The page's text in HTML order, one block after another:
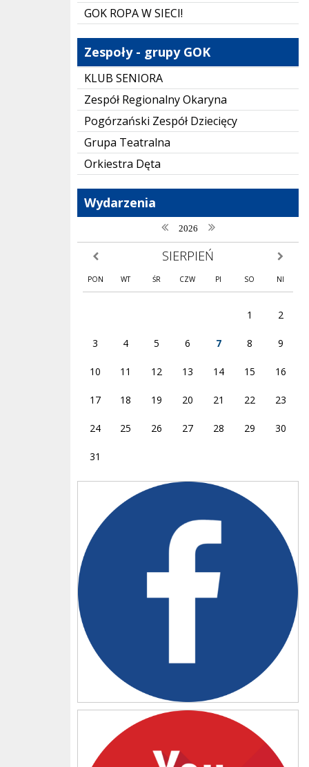
GOK ROPA W SIECI!
Zespoły - grupy GOK
KLUB SENIORA
Zespół Regionalny Okaryna
Pogórzański Zespół Dziecięcy
Grupa Teatralna
Orkiestra Dęta
Wydarzenia
poprzedni rok
2026 następny rok
poprzedni miesiąc SIERPIEŃ
PON WT ŚR CZW PI SO NI
1 2
3 4 5 6 7 8 9
10 11 12 13 14 15 16
17 18 19 20 21 22 23
24 25 26 27 28 29 30
31
Facebook
YouTube